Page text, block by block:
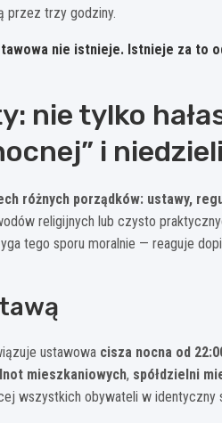
przez trzy godziny.
nie istnieje. Istnieje za to
nie tylko
i niedzieli
różnych porządków: ustawy,
religijnych lub czysto
tego sporu moralnie — reaguje
ustawowa cisza nocna od
mieszkaniowych, spółdzielni
wszystkich obywateli w identyczny